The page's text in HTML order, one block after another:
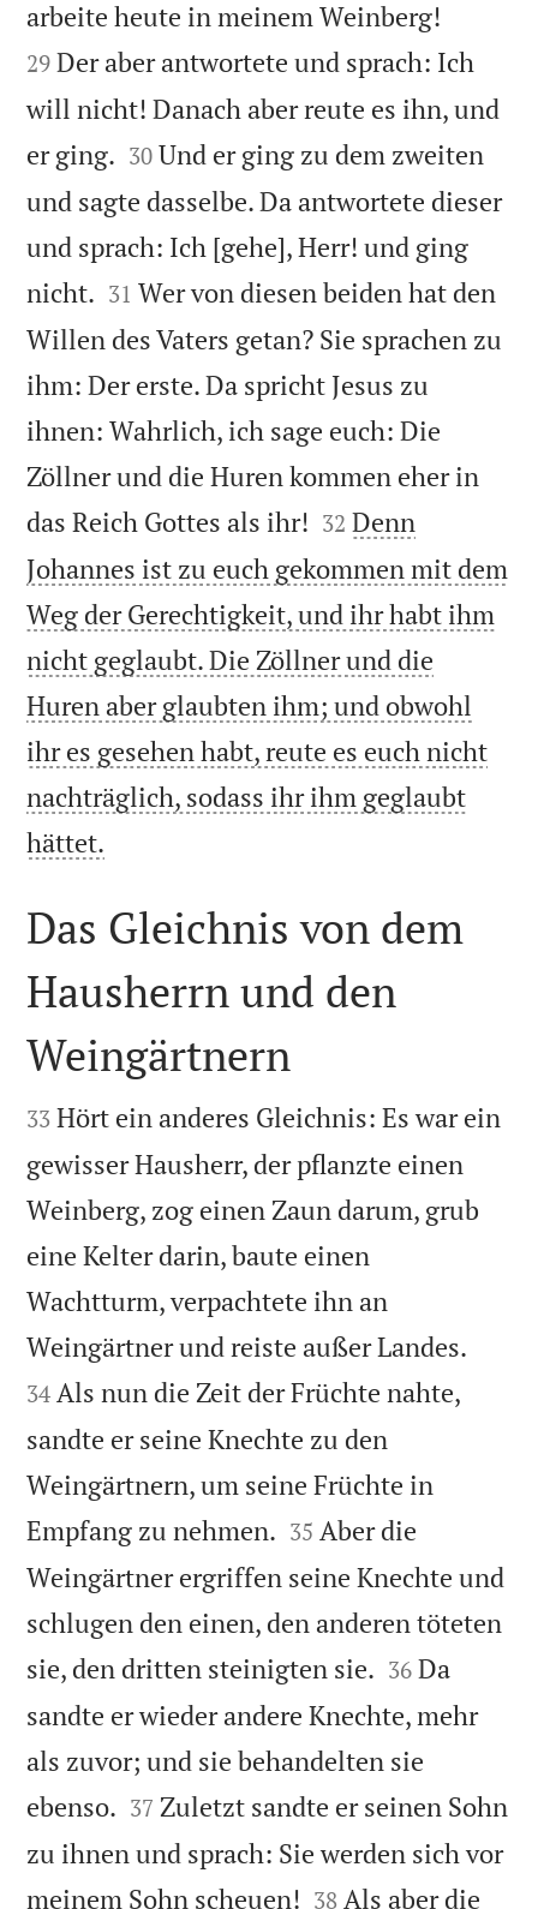
arbeite heute in meinem Weinberg!
29 Der aber antwortete und sprach: Ich
will nicht! Danach aber reute es ihn, und
er ging. 

30 Und er ging zu dem zweiten
und sagte dasselbe. Da antwortete dieser
und sprach: Ich [gehe], Herr! und ging
nicht. 

31 Wer von diesen beiden hat den
Willen des Vaters getan? Sie sprachen zu
ihm: Der erste. Da spricht Jesus zu
ihnen: Wahrlich, ich sage euch: Die
Zöllner und die Huren kommen eher in
das Reich Gottes als ihr! 

32 Denn
Johannes ist zu euch gekommen mit dem
Weg der Gerechtigkeit, und ihr habt ihm
nicht geglaubt. Die Zöllner und die
Huren aber glaubten ihm; und obwohl
ihr es gesehen habt, reute es euch nicht
nachträglich, sodass ihr ihm geglaubt
hättet.

Das Gleichnis von dem
Hausherrn und den
Weingärtnern

33 Hört ein anderes Gleichnis: Es war ein
gewisser Hausherr, der pflanzte einen
Weinberg, zog einen Zaun darum, grub
eine Kelter darin, baute einen
Wachtturm, verpachtete ihn an
Weingärtner und reiste außer Landes.
34 Als nun die Zeit der Früchte nahte,
sandte er seine Knechte zu den
Weingärtnern, um seine Früchte in
Empfang zu nehmen. 

35 Aber die
Weingärtner ergriffen seine Knechte und
schlugen den einen, den anderen töteten
sie, den dritten steinigten sie. 

36 Da
sandte er wieder andere Knechte, mehr
als zuvor; und sie behandelten sie
ebenso. 

37 Zuletzt sandte er seinen Sohn
zu ihnen und sprach: Sie werden sich vor
meinem Sohn scheuen! 

38 Als aber die